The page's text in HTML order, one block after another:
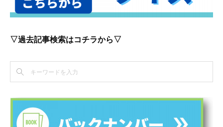
▽過去記事検索はコチラから▽